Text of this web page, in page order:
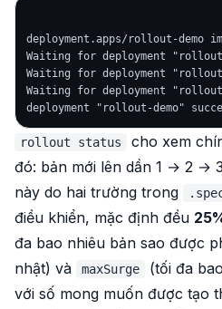
deployment.apps/rollout-demo
Waiting for deployment
Waiting for deployment
Waiting for deployment
rollout status
cho xem
đó: bản mới lên dần 1 → 2 →
này do hai trường trong
điều khiển, mặc định đều
đa bao nhiêu bản sao được
nhật) và
maxSurge (tối đa
với số mong muốn được tạo